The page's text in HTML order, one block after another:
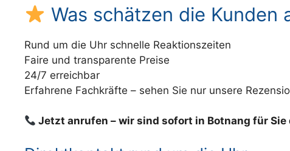
Was schätzen die Kunden
Rund um die Uhr schnelle Reaktionszeiten
Faire und transparente Preise
24/7 erreichbar
Erfahrene Fachkräfte – sehen Sie nur unsere
Jetzt anrufen – wir sind sofort in Botnang für Sie